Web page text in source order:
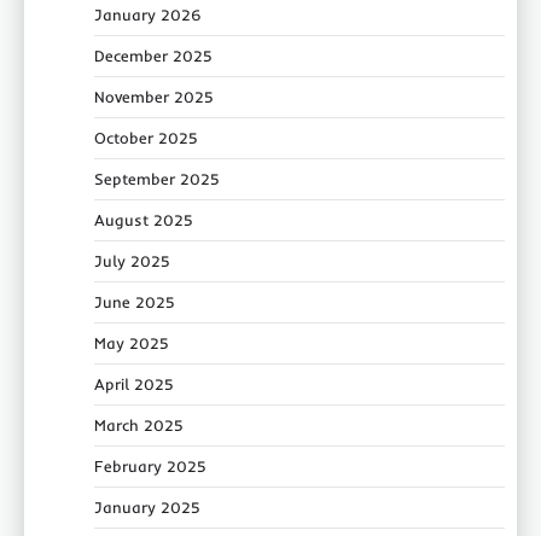
January 2026
December 2025
November 2025
October 2025
September 2025
August 2025
July 2025
June 2025
May 2025
April 2025
March 2025
February 2025
January 2025